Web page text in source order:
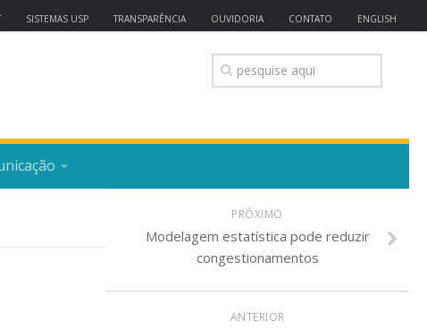
SISTEMAS USP TRANSPARÊNCIA OUVIDORIA CONTATO ENGLISH
PRÓXIMO
Modelagem estatística pode reduzir
congestionamentos
ANTERIOR